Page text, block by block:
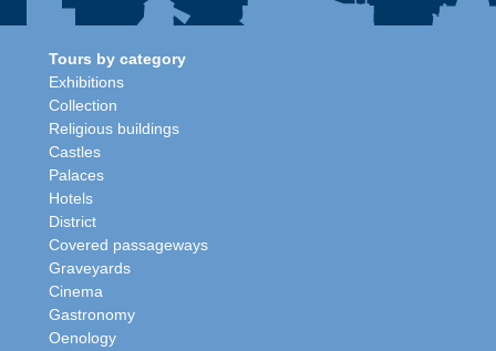
Tours by category
Exhibitions
Collection
Religious buildings
Castles
Palaces
Hotels
District
Covered passageways
Graveyards
Cinema
Gastronomy
Oenology